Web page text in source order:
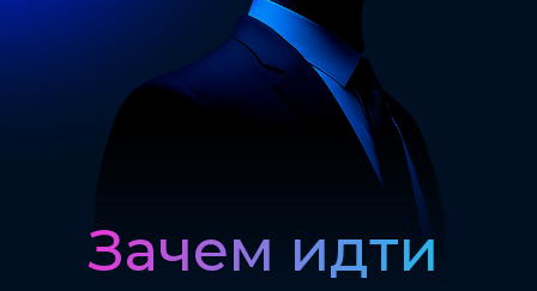
Зачем идти